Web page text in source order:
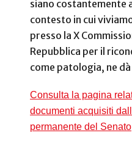
siano costantemente
contesto in cui
presso la X
Repubblica per il
come patologia, ne
Consulta la pagina
documenti acquisiti
permanente del Senato